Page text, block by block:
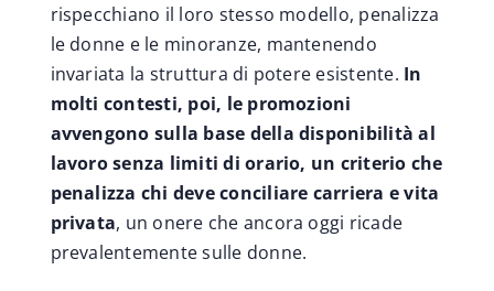
rispecchiano il loro stesso modello, penalizza
le donne e le minoranze, mantenendo
invariata la struttura di potere esistente. In
molti contesti, poi, le promozioni
avvengono sulla base della disponibilità al
lavoro senza limiti di orario, un criterio che
penalizza chi deve conciliare carriera e vita
privata, un onere che ancora oggi ricade
prevalentemente sulle donne.